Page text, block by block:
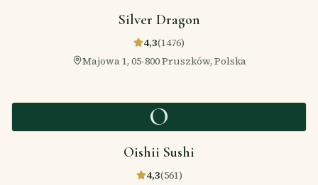
Silver Dragon
4,3(1476)
Majowa 1, 05-800 Pruszków, Polska
O
Oishii Sushi
4,3(561)